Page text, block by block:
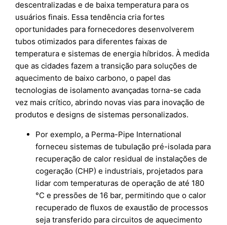
descentralizadas e de baixa temperatura para os
usuários finais. Essa tendência cria fortes
oportunidades para fornecedores desenvolverem
tubos otimizados para diferentes faixas de
temperatura e sistemas de energia híbridos. À medida
que as cidades fazem a transição para soluções de
aquecimento de baixo carbono, o papel das
tecnologias de isolamento avançadas torna-se cada
vez mais crítico, abrindo novas vias para inovação de
produtos e designs de sistemas personalizados.
Por exemplo, a Perma-Pipe International
forneceu sistemas de tubulação pré-isolada para
recuperação de calor residual de instalações de
cogeração (CHP) e industriais, projetados para
lidar com temperaturas de operação de até 180
°C e pressões de 16 bar, permitindo que o calor
recuperado de fluxos de exaustão de processos
seja transferido para circuitos de aquecimento